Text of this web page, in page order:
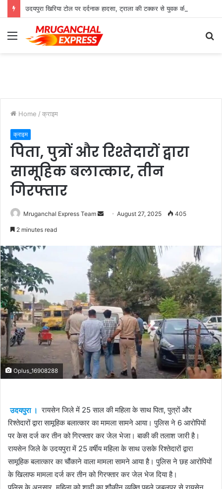
उदयपुरा खिरिया टोल पर दर्दनाक हादसा, ट्राला की टक्कर से युवक की मौत
Menu
Home / क्राइम
क्राइम
पिता, पुत्रों और रिश्तेदारों द्वारा
सामूहिक बलात्कार, तीन
गिरफ्तार
Mruganchal Express Team
Send August 27, 2025 405
2 minutes read
Oplus_16908288
उदयपुरा । रायसेन जिले में 25 साल की महिला के साथ पिता, पुत्रों और
रिश्तेदारों द्वारा सामूहिक बलात्कार का मामला सामने आया। पुलिस ने 6 आरोपियों
पर केस दर्ज कर तीन को गिरफ्तार कर जेल भेजा। बाकी की तलाश जारी है।
रायसेन जिले के उदयपुरा में 25 वर्षीय महिला के साथ उसके रिश्तेदारों द्वारा
सामूहिक बलात्कार का चौंकाने वाला मामला सामने आया है। पुलिस ने छह आरोपियों
के खिलाफ मामला दर्ज कर तीन को गिरफ्तार कर जेल भेज दिया है।